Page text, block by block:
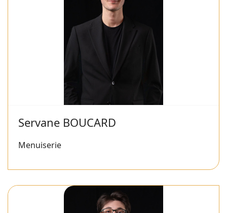
Servane BOUCARD
Menuiserie